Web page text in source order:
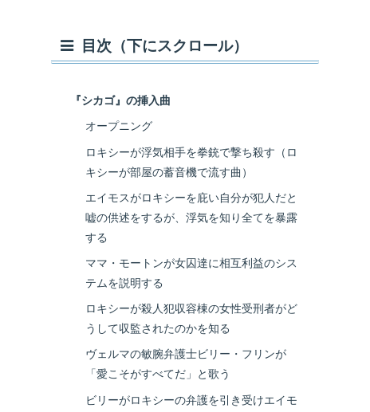
目次（下にスクロール）
『シカゴ』の挿入曲
オープニング
ロキシーが浮気相手を拳銃で撃ち殺す（ロ
キシーが部屋の蓄音機で流す曲）
エイモスがロキシーを庇い自分が犯人だと
嘘の供述をするが、浮気を知り全てを暴露
する
ママ・モートンが女囚達に相互利益のシス
テムを説明する
ロキシーが殺人犯収容棟の女性受刑者がど
うして収監されたのかを知る
ヴェルマの敏腕弁護士ビリー・フリンが
「愛こそがすべてだ」と歌う
ビリーがロキシーの弁護を引き受けエイモ